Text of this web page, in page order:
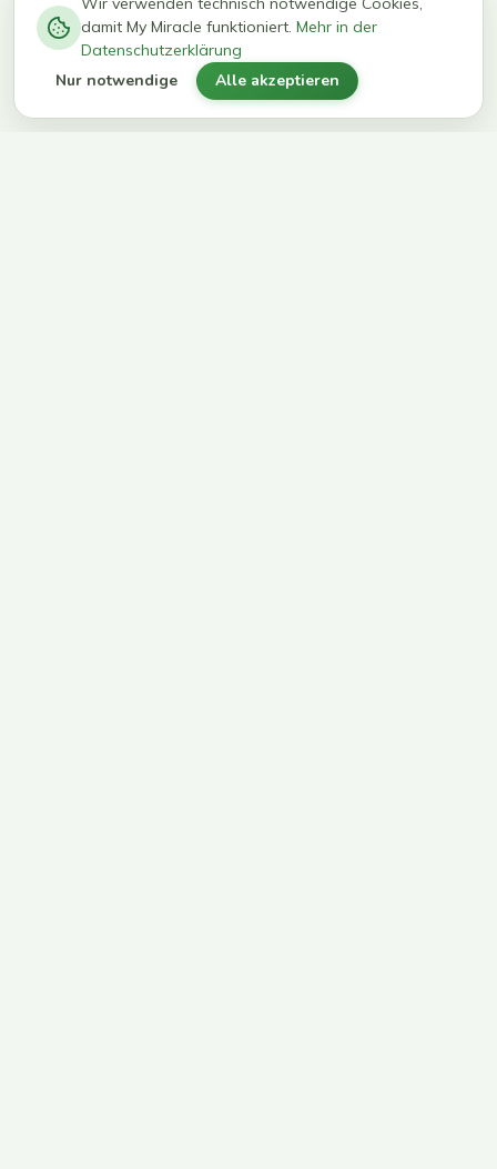
kg in 12
Wochen
erreichen
ihr Ziel
damit My Miracle funktioniert. Mehr in der
Datenschutzerklärung
Nur notwendige Alle akzeptieren